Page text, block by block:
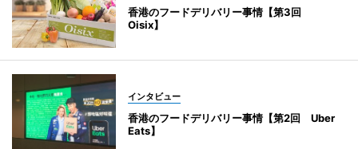
香港のフードデリバリー事情【第3回
Oisix】
インタビュー
香港のフードデリバリー事情【第2回 Uber
Eats】